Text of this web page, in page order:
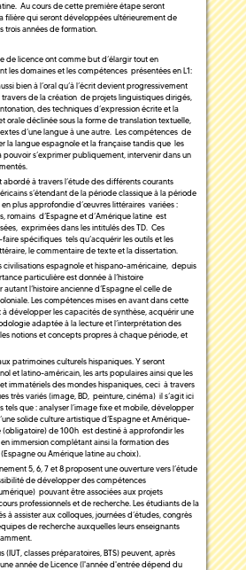
Au cours de cette première étape seront
filière qui seront développées ultérieurement de
trois années de formation.
de licence ont comme but d’élargir tout en
les domaines et les compétences présentées en L1:
bien à l’oral qu’à l’écrit devient progressivement
de la création de projets linguistiques dirigés,
des techniques d’expression écrite et la
orale déclinée sous la forme de translation textuelle,
d’une langue à une autre. Les compétences de
la langue espagnole et la française tandis que les
s’exprimer publiquement, intervenir dans un
abordé à travers l’étude des différents courants
s’étendant de la période classique à la période
plus approfondie d’œuvres littéraires variées :
romains d’Espagne et d’Amérique latine est
exprimées dans les intitulés des TD. Ces
spécifiques tels qu’acquérir les outils et les
le commentaire de texte et la dissertation.
civilisations espagnole et hispano-américaine, depuis
particulière est donnée à l’histoire
l’histoire ancienne d’Espagne el celle de
Les compétences mises en avant dans cette
développer les capacités de synthèse, acquérir une
adaptée à la lecture et l’interprétation des
notions et concepts propres à chaque période, et
patrimoines culturels hispaniques. Y seront
et latino-américain, les arts populaires ainsi que les
immatériels des mondes hispaniques, ceci à travers
très variés (image, BD, peinture, cinéma) il s’agit ici
que : analyser l’image fixe et mobile, développer
solide culture artistique d’Espagne et Amérique-
(obligatoire) de 100h est destiné à approfondir les
immersion complétant ainsi la formation des
ou Amérique latine au choix).
5, 6, 7 et 8 proposent une ouverture vers l’étude
de développer des compétences
pouvant être associées aux projets
professionnels et de recherche. Les étudiants de la
à assister aux colloques, journées d’études, congrès
de recherche auxquelles leurs enseignants
(IUT, classes préparatoires, BTS) peuvent, après
année de Licence (l'année d'entrée dépend du